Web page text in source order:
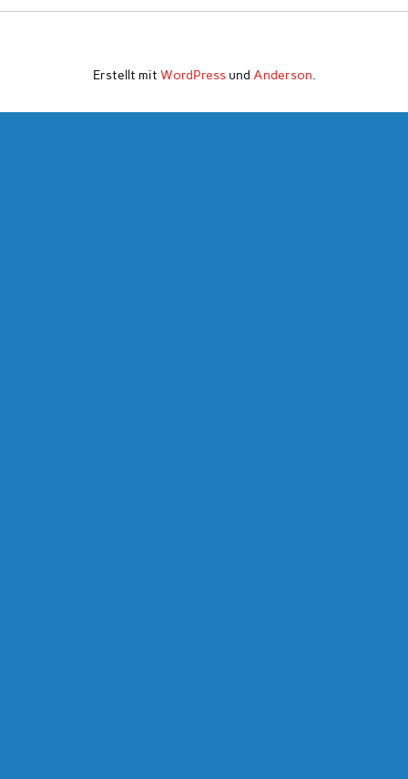
Erstellt mit WordPressund Anderson